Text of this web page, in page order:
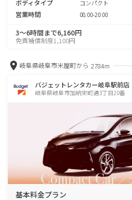
ボディタイプ コンパクト
営業時間 08:00-20:00
3～6時間まで6,160円
免責補償制度1,100円
岐阜県岐阜市米屋町から 2784m
バジェットレンタカー岐阜駅前店
岐阜県岐阜市加納栄町通3丁目20番
基本料金プラン